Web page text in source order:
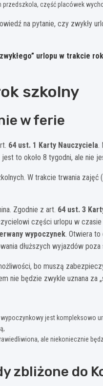
przedszkola, część placówek
na pytanie, czy zwykły
urlopu w trakcie
szkolny
w ferie
64 ust. 1 Karty Nauczyciela.
to około 8 tygodni, ale nie
W trakcie trwania
Zgodnie z art. 64 ust. 3
części urlopu w
wypoczynek. Otwiera to
dłuższych wyjazdów poza
bo muszą
nie będzie zwykle uznana za
jest kompleksowo
ale niekoniecznie
zbliżone do